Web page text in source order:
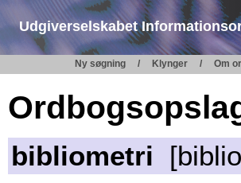
Udgiverselskabet
Ny søgning Klynger Om
bibliometri